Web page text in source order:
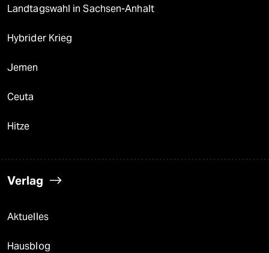
Landtagswahl in Sachsen-Anhalt
Hybrider Krieg
Jemen
Ceuta
Hitze
Verlag
Aktuelles
Hausblog